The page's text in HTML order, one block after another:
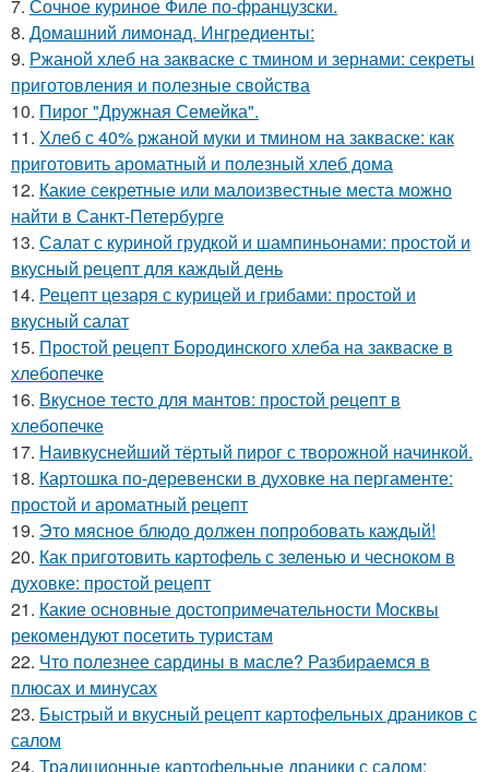
7. Сочное куриное Филе по-французски.
8. Домашний лимонад. Ингредиенты:
9. Ржаной хлеб на закваске с тмином и зернами: секреты
приготовления и полезные свойства
10. Пирог "Дружная Семейка".
11. Хлеб с 40% ржаной муки и тмином на закваске: как
приготовить ароматный и полезный хлеб дома
12. Какие секретные или малоизвестные места можно
найти в Санкт-Петербурге
13. Салат с куриной грудкой и шампиньонами: простой и
вкусный рецепт для каждый день
14. Рецепт цезаря с курицей и грибами: простой и
вкусный салат
15. Простой рецепт Бородинского хлеба на закваске в
хлебопечке
16. Вкусное тесто для мантов: простой рецепт в
хлебопечке
17. Наивкуснейший тёртый пирог с творожной начинкой.
18. Картошка по-деревенски в духовке на пергаменте:
простой и ароматный рецепт
19. Это мясное блюдо должен попробовать каждый!
20. Как приготовить картофель с зеленью и чесноком в
духовке: простой рецепт
21. Какие основные достопримечательности Москвы
рекомендуют посетить туристам
22. Что полезнее сардины в масле? Разбираемся в
плюсах и минусах
23. Быстрый и вкусный рецепт картофельных драников с
салом
24. Традиционные картофельные драники с салом: